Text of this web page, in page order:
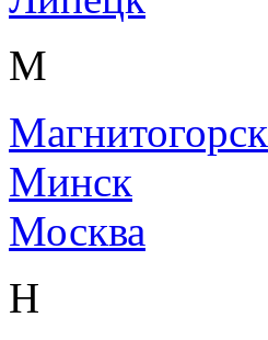
М
Магнитогорск
Минск
Москва
Н